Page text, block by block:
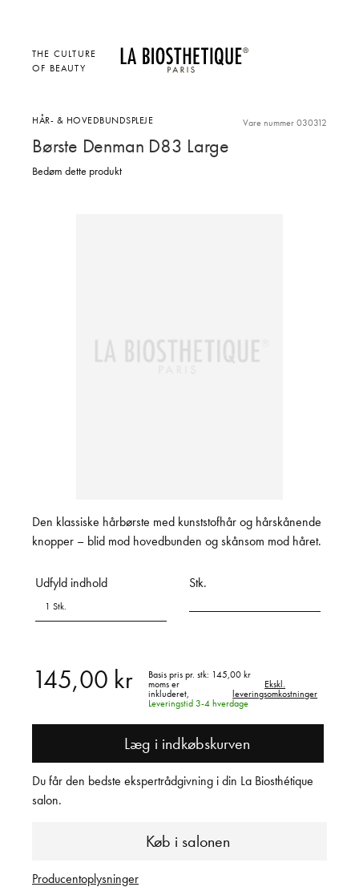
THE CULTURE
OF BEAUTY
HÅR- & HOVEDBUNDSPLEJE Vare nummer 030312
Børste Denman D83 Large
Bedøm dette produkt
Den klassiske hårbørste med kunststofhår og hårskånende
knopper – blid mod hovedbunden og skånsom mod håret.
Udfyld indhold
1 Stk.
Stk.
145,00 kr Basis pris pr. stk: 145,00 kr
moms er
inkluderet,
Ekskl.
leveringsomkostninger
Leveringstid 3-4 hverdage
Læg i indkøbskurven
Køb i salonen
Du får den bedste ekspertrådgivning i din La Biosthétique
salon.
Producentoplysninger